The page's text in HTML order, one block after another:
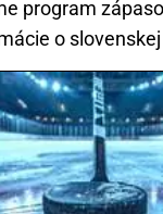
program
o